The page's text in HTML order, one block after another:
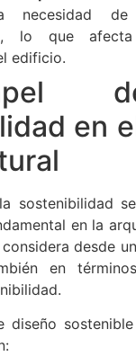
necesidad
lo que
edificio.
en
sostenibilidad
en la
desde
en
diseño